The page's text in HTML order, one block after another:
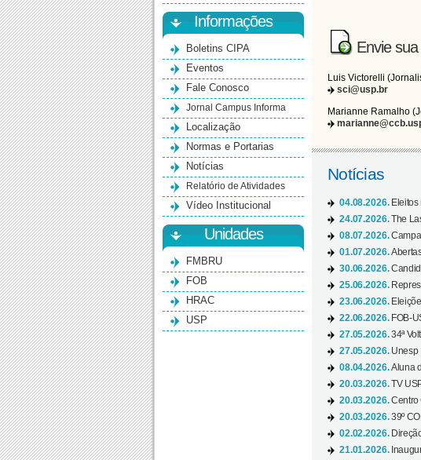
Informações
Boletins CIPA
Eventos
Fale Conosco
Jornal Campus Informa
Localização
Normas e Portarias
Notícias
Relatório de Atividades
Vídeo Institucional
Unidades
FMBRU
FOB
HRAC
USP
Envie
Luis Victorelli
sci@usp.br
Marianne Ramalho
Notícias
04.08.2026. Eleitos
24.07.2026.The
08.07.2026.
01.07.2026.
30.06.2026.
25.06.2026.
23.06.2026.
22.06.2026. FOB-
27.05.2026.34ª
27.05.2026. Unesp
08.04.2026.Aluna
20.03.2026.TV
20.03.2026.Centro
20.03.2026.39º
02.02.2026.
21.01.2026.